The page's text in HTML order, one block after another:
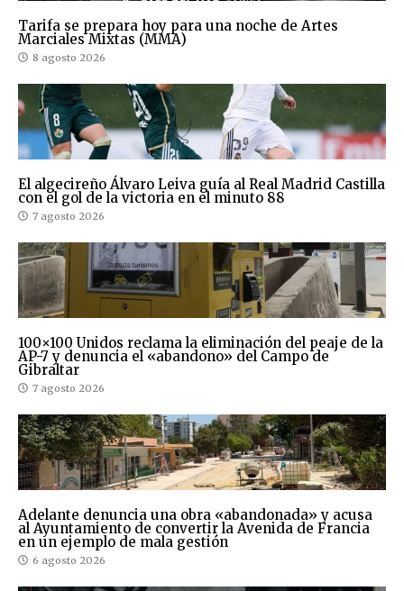
Tarifa se prepara hoy para una noche de Artes
Marciales Mixtas (MMA)
8 agosto 2026
El algecireño Álvaro Leiva guía al Real Madrid Castilla
con el gol de la victoria en el minuto 88
7 agosto 2026
100×100 Unidos reclama la eliminación del peaje de la
AP-7 y denuncia el «abandono» del Campo de
Gibraltar
7 agosto 2026
Adelante denuncia una obra «abandonada» y acusa
al Ayuntamiento de convertir la Avenida de Francia
en un ejemplo de mala gestión
6 agosto 2026